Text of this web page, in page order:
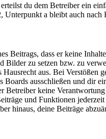
du dem Betreiber ein
Unterpunkt a bleibt auch nach
Beitrags, dass er keine
Bilder zu setzen bzw. zu
Hausrecht aus. Bei
Boards ausschließen und dir
Betreiber keine
und Funktionen
hinaus, deine Beiträge